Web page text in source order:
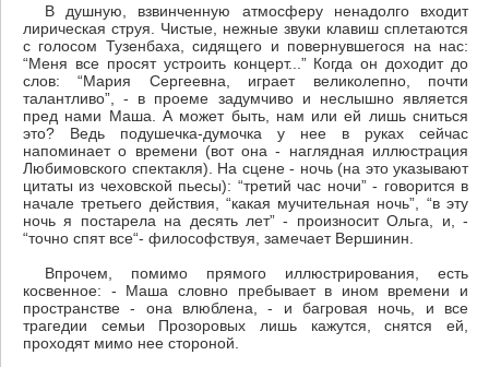
В душную, взвинченную атмосферу ненадолго входит
лирическая струя. Чистые, нежные звуки клавиш сплетаются
с голосом Тузенбаха, сидящего и повернувшегося на нас:
“Меня все просят устроить концерт...” Когда он доходит до
слов: “Мария Сергеевна, играет великолепно, почти
талантливо”, - в проеме задумчиво и неслышно является
пред нами Маша. А может быть, нам или ей лишь сниться
это? Ведь подушечка-думочка у нее в руках сейчас
напоминает о времени (вот она - наглядная иллюстрация
Любимовского спектакля). На сцене - ночь (на это указывают
цитаты из чеховской пьесы): “третий час ночи” - говорится в
начале третьего действия, “какая мучительная ночь”, “в эту
ночь я постарела на десять лет” - произносит Ольга, и, -
“точно спят все“- философствуя, замечает Вершинин.
Впрочем, помимо прямого иллюстрирования, есть
косвенное: - Маша словно пребывает в ином времени и
пространстве - она влюблена, - и багровая ночь, и все
трагедии семьи Прозоровых лишь кажутся, снятся ей,
проходят мимо нее стороной.